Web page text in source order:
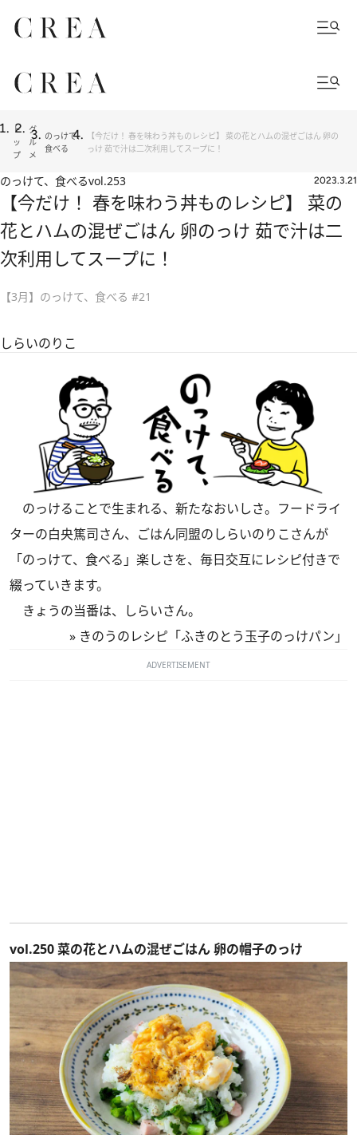
ト
ッ
プ
グ
ル
メ
のっけて、
食べる
【今だけ！ 春を味わう丼ものレシピ】 菜の花とハムの混ぜごはん 卵の
っけ 茹で汁は二次利用してスープに！
のっけて、食べるvol.253 2023.3.21
【今だけ！ 春を味わう丼ものレシピ】 菜の
花とハムの混ぜごはん 卵のっけ 茹で汁は二
次利用してスープに！
【3月】のっけて、食べる #21
しらいのりこ
のっけることで生まれる、新たなおいしさ。フードライ
ターの白央篤司さん、ごはん同盟のしらいのりこさんが
「のっけて、食べる」楽しさを、毎日交互にレシピ付きで
綴っていきます。
きょうの当番は、しらいさん。
» きのうのレシピ「ふきのとう玉子のっけパン」
ADVERTISEMENT
vol.250 菜の花とハムの混ぜごはん 卵の帽子のっけ